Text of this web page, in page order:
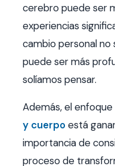
cerebro puede ser
experiencias
cambio personal no
puede ser más
solíamos pensar.
Además, el enfoque
y cuerpo está
importancia de
proceso de